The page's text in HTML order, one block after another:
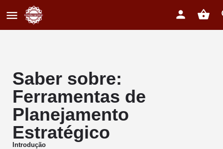
Saber sobre:
Ferramentas de
Planejamento
Estratégico
Introdução